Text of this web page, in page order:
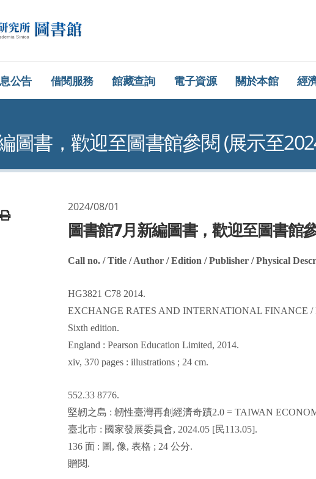
濟研究所圖書館
公告 借閱服務 館藏查詢 電子資源 關於本館 經
圖書，歡迎至圖書館參閱 (展示至
Print
2024/08/01
圖書館7月新編圖書，歡迎至圖書館
Call no. / Title / Author / Edition / Publisher / Physical
HG3821 C78 2014.
EXCHANGE RATES AND INTERNATIONAL FINANCE
Sixth edition.
England : Pearson Education Limited, 2014.
xiv, 370 pages : illustrations ; 24 cm.
552.33 8776.
堅韌之島 : 韌性臺灣再創經濟奇蹟2.0 = TAIWAN
臺北市 : 國家發展委員會, 2024.05 [民113.05].
136 面 : 圖 , 像, 表格 ; 24 公分.
贈閱.